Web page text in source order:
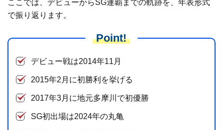
ここでは、デビューからSG連覇までの軌跡を、年表形式
で振り返ります。
Point!
デビュー戦は2014年11月
2015年2月に初勝利を挙げる
2017年3月に地元多摩川で初優勝
SG初出場は2024年の丸亀